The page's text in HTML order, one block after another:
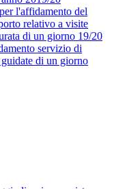
l'affidamento del
relativo a visite
di un giorno 19/20
servizio di
di un giorno